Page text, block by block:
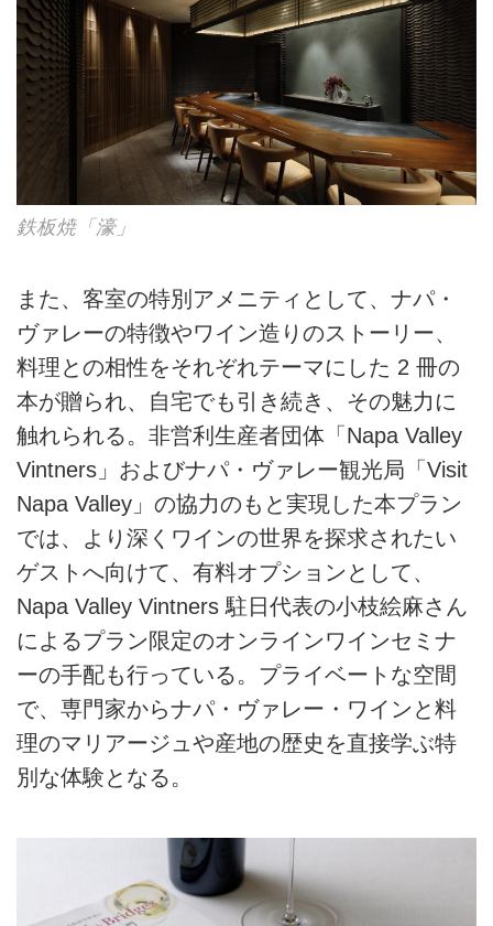
鉄板焼「濠」
また、客室の特別アメニティとして、ナパ・
ヴァレーの特徴やワイン造りのストーリー、
料理との相性をそれぞれテーマにした 2 冊の
本が贈られ、自宅でも引き続き、その魅力に
触れられる。非営利生産者団体「Napa Valley
Vintners」およびナパ・ヴァレー観光局「Visit
Napa Valley」の協力のもと実現した本プラン
では、より深くワインの世界を探求されたい
ゲストへ向けて、有料オプションとして、
Napa Valley Vintners 駐日代表の小枝絵麻さん
によるプラン限定のオンラインワインセミナ
ーの手配も行っている。プライベートな空間
で、専門家からナパ・ヴァレー・ワインと料
理のマリアージュや産地の歴史を直接学ぶ特
別な体験となる。